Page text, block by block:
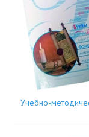
Учебно-